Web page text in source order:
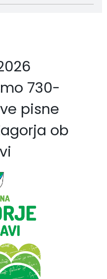
730-
pisne
ob